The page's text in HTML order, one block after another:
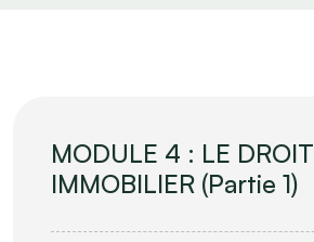
MODULE 4 : LE DROIT
IMMOBILIER (Partie 1)